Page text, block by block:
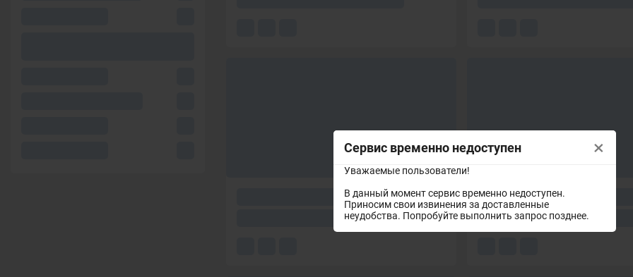
Сервис временно недоступен
Уважаемые пользователи!
В данный момент сервис временно недоступен.
Приносим свои извинения за доставленные
неудобства. Попробуйте выполнить запрос позднее.
×